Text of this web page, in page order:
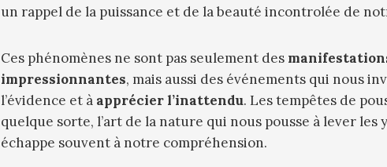
un rappel de la puissance et de la beauté incontrolée de
Ces phénomènes ne sont pas seulement des
impressionnantes, mais aussi des événements qui nous
l’évidence et à apprécier l’inattendu. Les tempêtes de
quelque sorte, l’art de la nature qui nous pousse à lever les
échappe souvent à notre compréhension.